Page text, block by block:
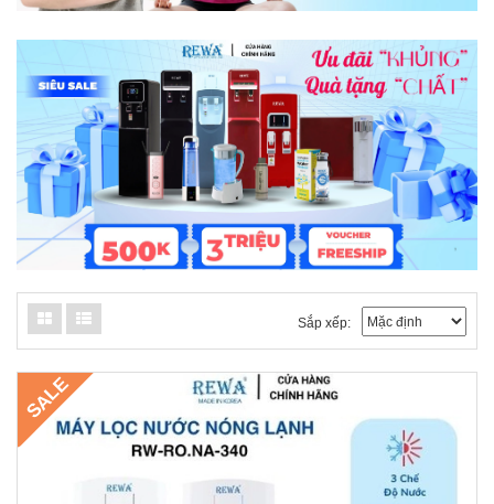
Sắp xếp:
SALE